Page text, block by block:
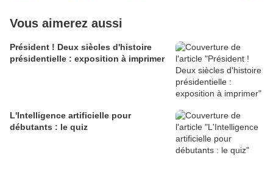
Vous aimerez aussi
Président ! Deux siècles d'histoire
présidentielle : exposition à imprimer
L'Intelligence artificielle pour
débutants : le quiz